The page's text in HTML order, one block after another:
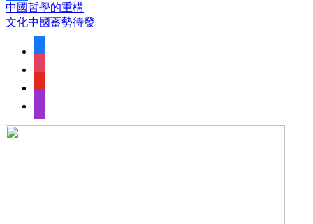
Share
中國哲學的重構
文化中國蓄勢待發